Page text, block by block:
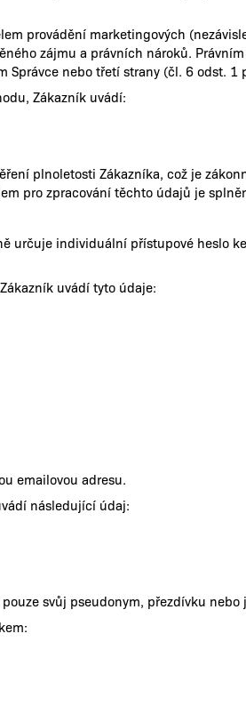
provádění marketingových
zájmu a právních nároků.
nebo třetí strany (čl. 6 odst. 1
Zákazník uvádí:
plnoletosti Zákazníka, což je
pro zpracování těchto údajů je
určuje individuální přístupové heslo
uvádí tyto údaje:
emailovou adresu.
následující údaj:
svůj pseudonym, přezdívku nebo